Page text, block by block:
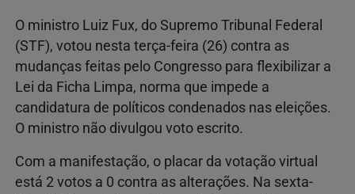
O ministro Luiz Fux, do Supremo Tribunal Federal
(STF), votou nesta terça-feira (26) contra as
mudanças feitas pelo Congresso para flexibilizar a
Lei da Ficha Limpa, norma que impede a
candidatura de políticos condenados nas eleições.
O ministro não divulgou voto escrito.
Com a manifestação, o placar da votação virtual
está 2 votos a 0 contra as alterações. Na sexta-